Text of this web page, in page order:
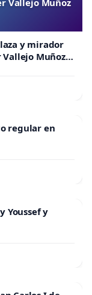
y mirador
Vallejo Muñoz
regular en
Youssef y